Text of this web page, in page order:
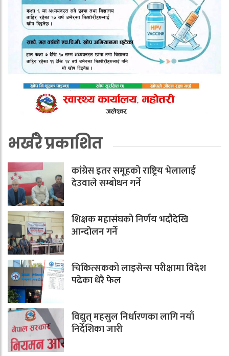
भर्खरै प्रकाशित
कांग्रेस इतर समूहको राष्ट्रिय भेलालाई
देउवाले सम्बोधन गर्ने
शिक्षक महासंघको निर्णय भदौदेखि
आन्दोलन गर्ने
चिकित्सकको लाइसेन्स परीक्षामा विदेश
पढेका धेरै फेल
विद्युत् महसुल निर्धारणका लागि नयाँ
निर्देशिका जारी